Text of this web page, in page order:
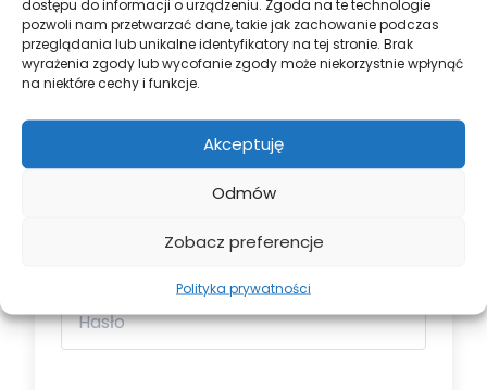
dostępu do informacji o urządzeniu. Zgoda na te technologie
pozwoli nam przetwarzać dane, takie jak zachowanie podczas
przeglądania lub unikalne identyfikatory na tej stronie. Brak
wyrażenia zgody lub wycofanie zgody może niekorzystnie wpłynąć
na niektóre cechy i funkcje.
Akceptuję
Odmów
Zobacz preferencje
Polityka prywatności
Nazwa użytkownika